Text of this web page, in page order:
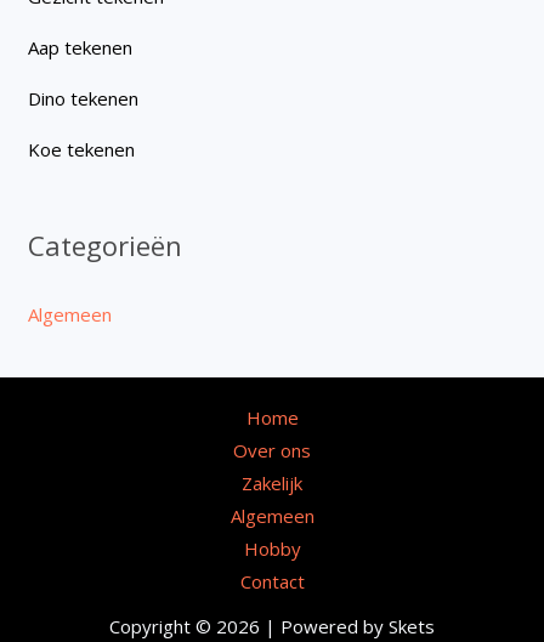
Aap tekenen
Dino tekenen
Koe tekenen
Categorieën
Algemeen
Home
Over ons
Zakelijk
Algemeen
Hobby
Contact
Copyright © 2026 | Powered by Skets